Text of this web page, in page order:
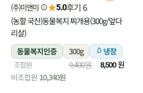
(주)미앤미 ★5.0후기 6
(농할 국산)동물복지 찌개용(300g/앞다
리살)
동물복지인증
300g 냉장
조합원 9,400원 8,500원
비조합원 10,340원